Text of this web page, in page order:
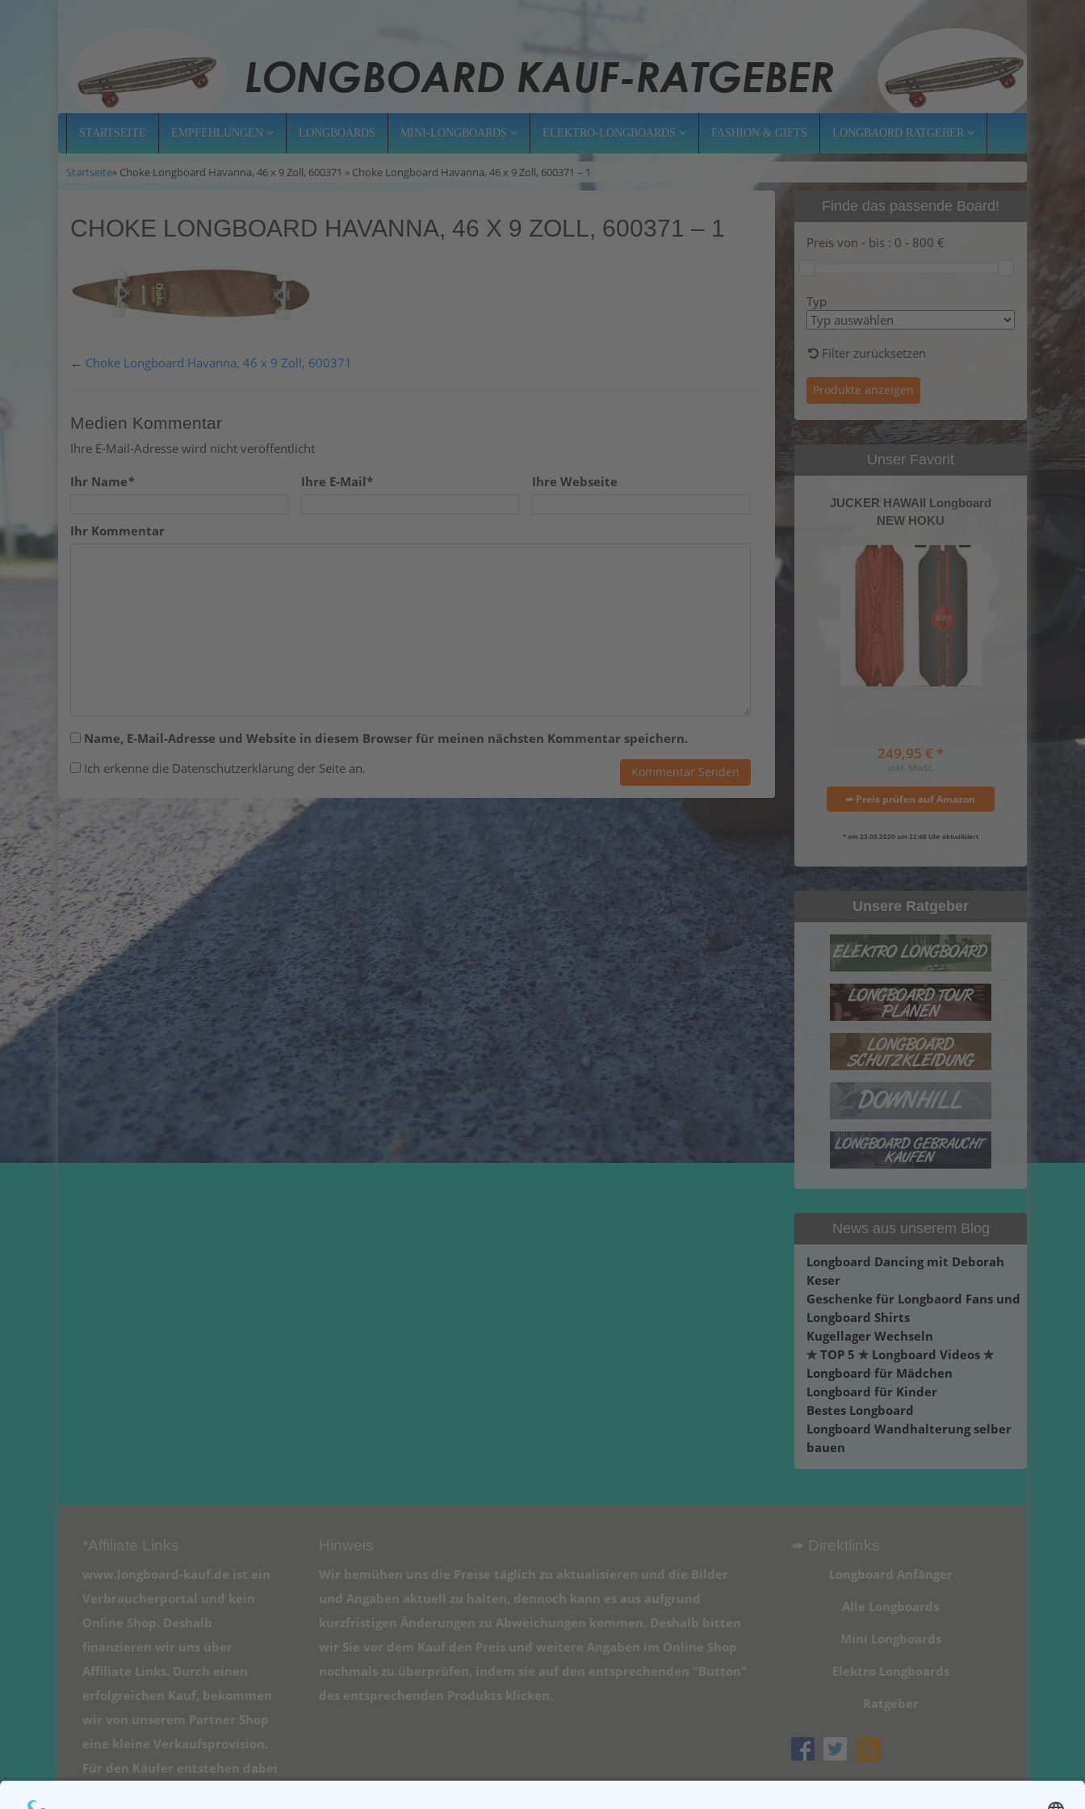
STARTSEITE EMPFEHLUNGEN LONGBOARDS MINI-LONGBOARDS ELEKTRO-LONGBOARDS FASHION & GIFTS LONGBAORD RATGEBER
Startseite» Choke Longboard Havanna, 46 x 9 Zoll, 600371 » Choke Longboard Havanna, 46 x 9 Zoll, 600371 – 1
CHOKE LONGBOARD HAVANNA, 46 X 9 ZOLL, 600371 – 1
← Choke Longboard Havanna, 46 x 9 Zoll, 600371
Medien Kommentar
Ihre E-Mail-Adresse wird nicht veröffentlicht
Ihr Name* Ihre E-Mail* Ihre Webseite
Ihr Kommentar
Name, E-Mail-Adresse und Website in diesem Browser für meinen nächsten Kommentar speichern.
Ich erkenne die Datenschutzerklärung der Seite an.
Finde das passende Board!
Preis von - bis : 0 - 800 €
Typ
Filter zurücksetzen
Unser Favorit
JUCKER HAWAII Longboard
NEW HOKU
249,95 € *
inkl. MwSt.
➥ Preis prüfen auf Amazon
* am 23.05.2020 um 22:48 Uhr aktualisiert
Unsere Ratgeber
News aus unserem Blog
Longboard Dancing mit Deborah
Keser
Geschenke für Longbaord Fans und
Longboard Shirts
Kugellager Wechseln
✮ TOP 5 ✮ Longboard Videos ✮
Longboard für Mädchen
Longboard für Kinder
Bestes Longboard
Longboard Wandhalterung selber
bauen
*Affiliate Links
www.longboard-kauf.de ist ein
Verbraucherportal und kein
Online Shop. Deshalb
finanzieren wir uns über
Affiliate Links. Durch einen
erfolgreichen Kauf, bekommen
wir von unserem Partner Shop
eine kleine Verkaufsprovision.
Für den Käufer entstehen dabei
Hinweis
Wir bemühen uns die Preise täglich zu aktualisieren und die Bilder
und Angaben aktuell zu halten, dennoch kann es aus aufgrund
kurzfristigen Änderungen zu Abweichungen kommen. Deshalb bitten
wir Sie vor dem Kauf den Preis und weitere Angaben im Online Shop
nochmals zu überprüfen, indem sie auf den entsprechenden "Button"
des entsprechenden Produkts klicken.
➠ Direktlinks
Longboard Anfänger
Alle Longboards
Mini Longboards
Elektro Longboards
Ratgeber